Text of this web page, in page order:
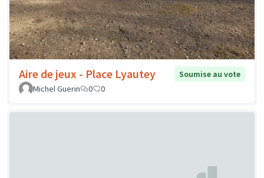
Aire de jeux - Place Lyautey
Soumise au vote
Michel Guerin
0 0